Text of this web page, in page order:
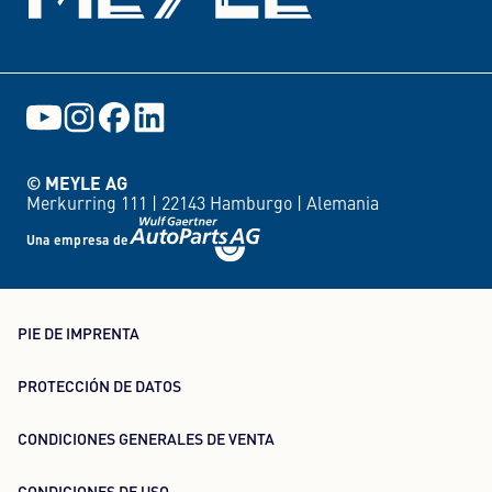
© MEYLE AG
Merkurring 111 | 22143 Hamburgo | Alemania
Una empresa de
PIE DE IMPRENTA
PROTECCIÓN DE DATOS
CONDICIONES GENERALES DE VENTA